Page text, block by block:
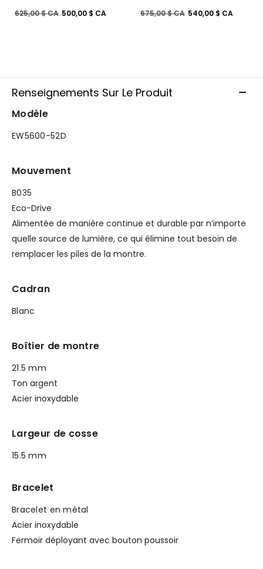
Prix réduit de
625,00 $ CAà500,00 $ CA Prix réduit de
675,00 $ CAà540,00 $ CA
Renseignements Sur Le Produit
Modèle
EW5600-52D
Mouvement
B035
Eco-Drive
Alimentée de manière continue et durable par n’importe
quelle source de lumière, ce qui élimine tout besoin de
remplacer les piles de la montre.
Cadran
Blanc
Boîtier de montre
21.5 mm
Ton argent
Acier inoxydable
Largeur de cosse
15.5 mm
Bracelet
Bracelet en métal
Acier inoxydable
Fermoir déployant avec bouton poussoir